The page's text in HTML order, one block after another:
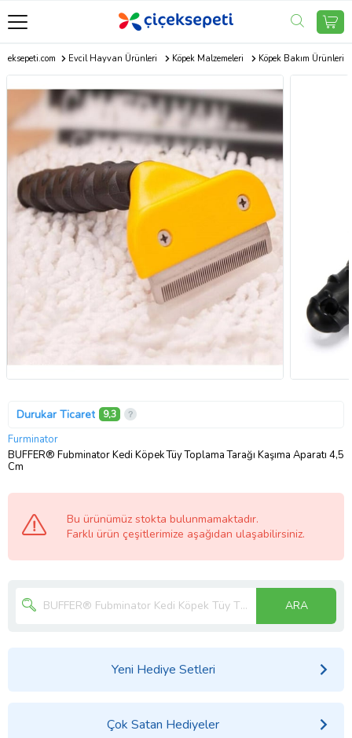
Evcil Hayvan Ürünleri Köpek Malzemeleri Köpek Bakım Ürünleri
Durukar Ticaret 9,3
Furminator
BUFFER® Fubminator Kedi Köpek Tüy Toplama Tarağı Kaşıma Aparatı 4,5
Cm
Bu ürünümüz stokta bulunmamaktadır.
Farklı ürün çeşitlerimize aşağıdan ulaşabilirsiniz.
ARA
Yeni Hediye Setleri
Çok Satan Hediyeler